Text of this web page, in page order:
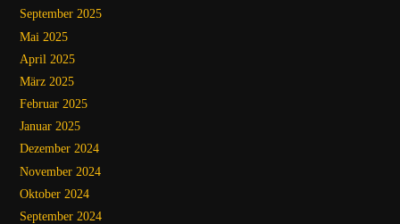
September 2025
Mai 2025
April 2025
März 2025
Februar 2025
Januar 2025
Dezember 2024
November 2024
Oktober 2024
September 2024